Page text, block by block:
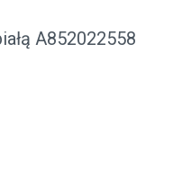
A852022558